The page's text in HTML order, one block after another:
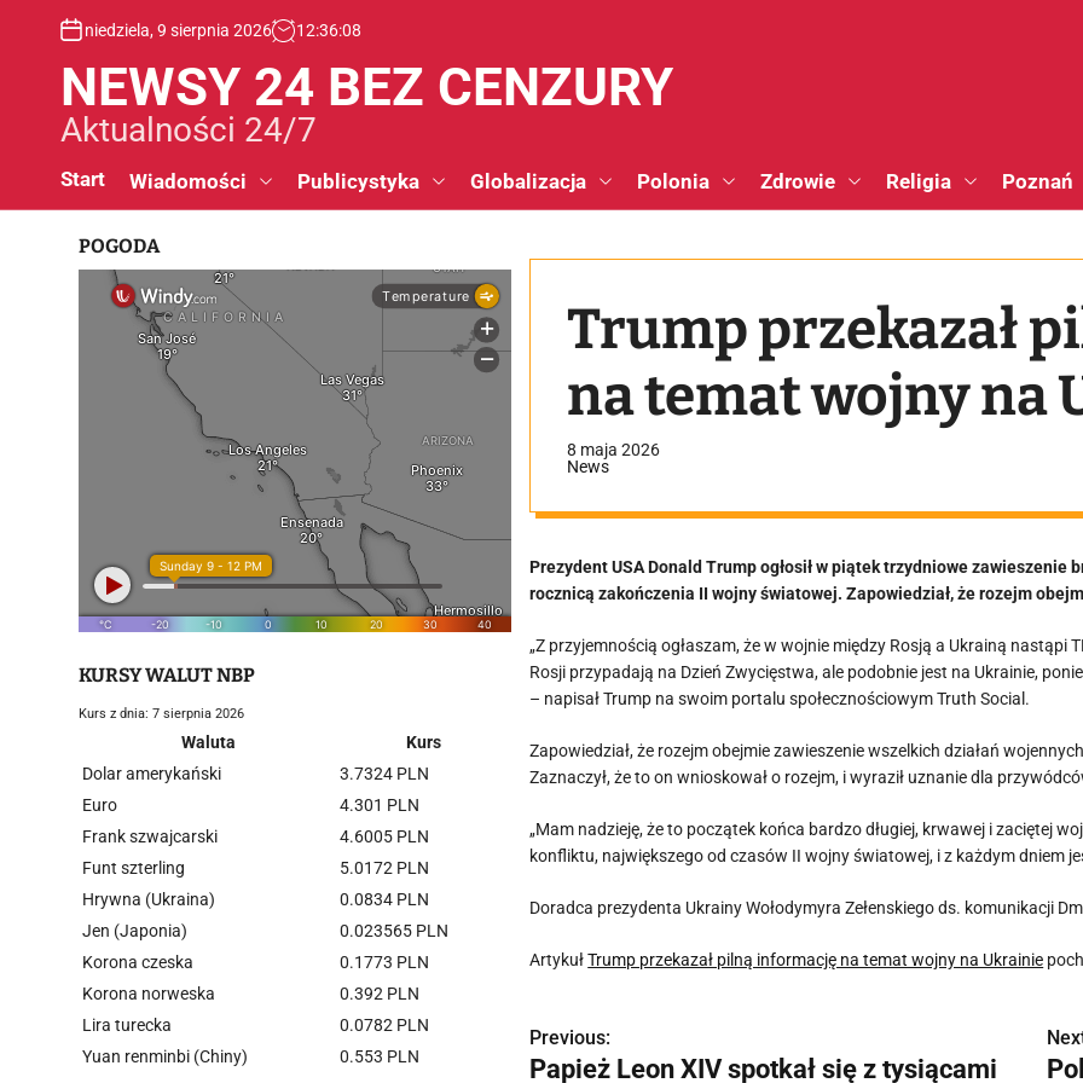
niedziela, 9 sierpnia 2026 12:36:09
NEWSY 24 BEZ CENZURY
Aktualności 24/7
Start Wiadomości Publicystyka Globalizacja Polonia Zdrowie Religia Poznań
Trump przekazał
na temat wojny na
8 maja 2026
News
Prezydent USA Donald Trump ogłosił w piątek trzydniowe
rocznicą zakończenia II wojny światowej. Zapowiedział, że rozejm
„Z przyjemnością ogłaszam, że w wojnie między Rosją a Ukrainą nastąpi
Rosji przypadają na Dzień Zwycięstwa, ale podobnie jest na Ukrainie,
– napisał Trump na swoim portalu społecznościowym Truth Social.
Zapowiedział, że rozejm obejmie zawieszenie wszelkich działań
Zaznaczył, że to on wnioskował o rozejm, i wyraził uznanie dla
„Mam nadzieję, że to początek końca bardzo długiej, krwawej i zaciętej
konfliktu, największego od czasów II wojny światowej, i z każdym dniem
Doradca prezydenta Ukrainy Wołodymyra Zełenskiego ds. komunikacji
ArtykułTrump przekazał pilną informację na temat wojny na Ukrainie
N
Previous:
Papież Leon XIV spotkał się z tysiącami
POGODA
KURSY WALUT NBP
Kurs z dnia: 7 sierpnia 2026
Waluta
Kurs
Dolar amerykański
3.7324 PLN
Euro
4.301 PLN
Frank szwajcarski
4.6005 PLN
Funt szterling
5.0172 PLN
Hrywna (Ukraina)
0.0834 PLN
Jen (Japonia)
0.023565 PLN
Korona czeska
0.1773 PLN
Korona norweska
0.392 PLN
Lira turecka
0.0782 PLN
Yuan renminbi (Chiny)
0.553 PLN